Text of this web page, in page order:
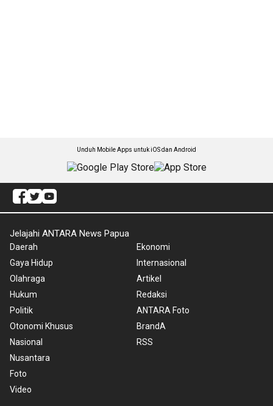
Unduh Mobile Apps untuk iOS dan Android
Jelajahi ANTARA News Papua
Daerah
Gaya Hidup
Olahraga
Hukum
Politik
Otonomi Khusus
Nasional
Nusantara
Foto
Video
Ekonomi
Internasional
Artikel
Redaksi
ANTARA Foto
BrandA
RSS